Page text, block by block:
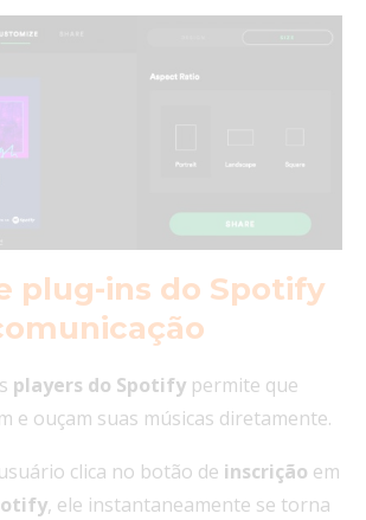
plug-ins do Spotify
ão
players do Spotify permite que
e ouçam suas músicas diretamente.
clica no botão de inscrição em
, ele instantaneamente se torna